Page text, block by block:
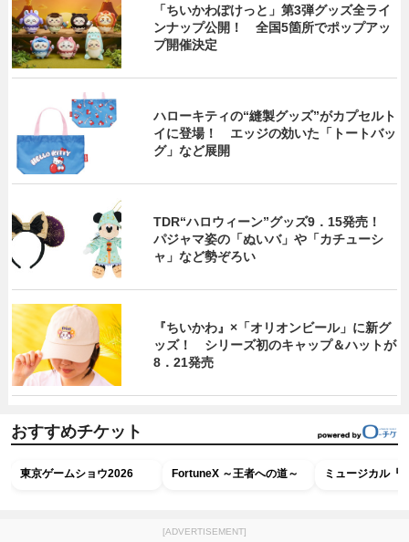
「ちいかわぽけっと」第3弾グッズ全ライ
ンナップ公開！ 全国5箇所でポップアッ
プ開催決定
ハローキティの“縫製グッズ”がカプセルト
イに登場！ エッジの効いた「トートバッ
グ」など展開
TDR“ハロウィーン”グッズ9．15発売！
パジャマ姿の「ぬいバ」や「カチューシ
ャ」など勢ぞろい
『ちいかわ』×「オリオンビール」に新グ
ッズ！ シリーズ初のキャップ＆ハットが
8．21発売
おすすめチケット
東京ゲームショウ2026 FortuneX ～王者への道～ ミュージカル『
[ADVERTISEMENT]